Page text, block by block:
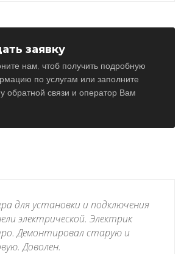
заявку
нам, чтоб получить подробную
по услугам или заполните
обратной связи и оператор Вам
для установки и подключения
электрической. Электрик
Демонтировал старую и
Доволен.